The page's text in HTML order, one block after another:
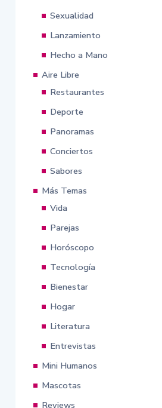
Sexualidad
Lanzamiento
Hecho a Mano
Aire Libre
Restaurantes
Deporte
Panoramas
Conciertos
Sabores
Más Temas
Vida
Parejas
Horóscopo
Tecnología
Bienestar
Hogar
Literatura
Entrevistas
Mini Humanos
Mascotas
Reviews